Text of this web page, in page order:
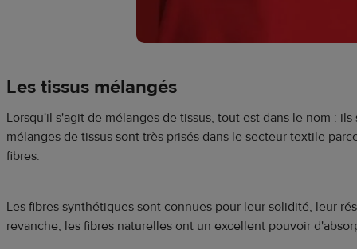
Les tissus mélangés
Lorsqu'il s'agit de mélanges de tissus, tout est dans le nom :
mélanges de tissus sont très prisés dans le secteur textile
fibres.
Les fibres synthétiques sont connues pour leur solidité, leur
revanche, les fibres naturelles ont un excellent pouvoir